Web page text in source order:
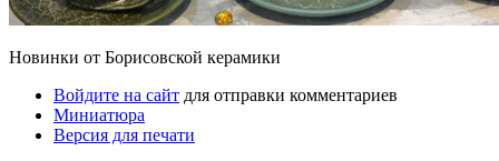
Новинки от Борисовской керамики
Войдите на сайт для отправки комментариев
Миниатюра
Версия для печати